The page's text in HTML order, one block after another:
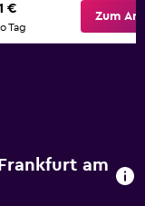
€
Tag
Zum
am